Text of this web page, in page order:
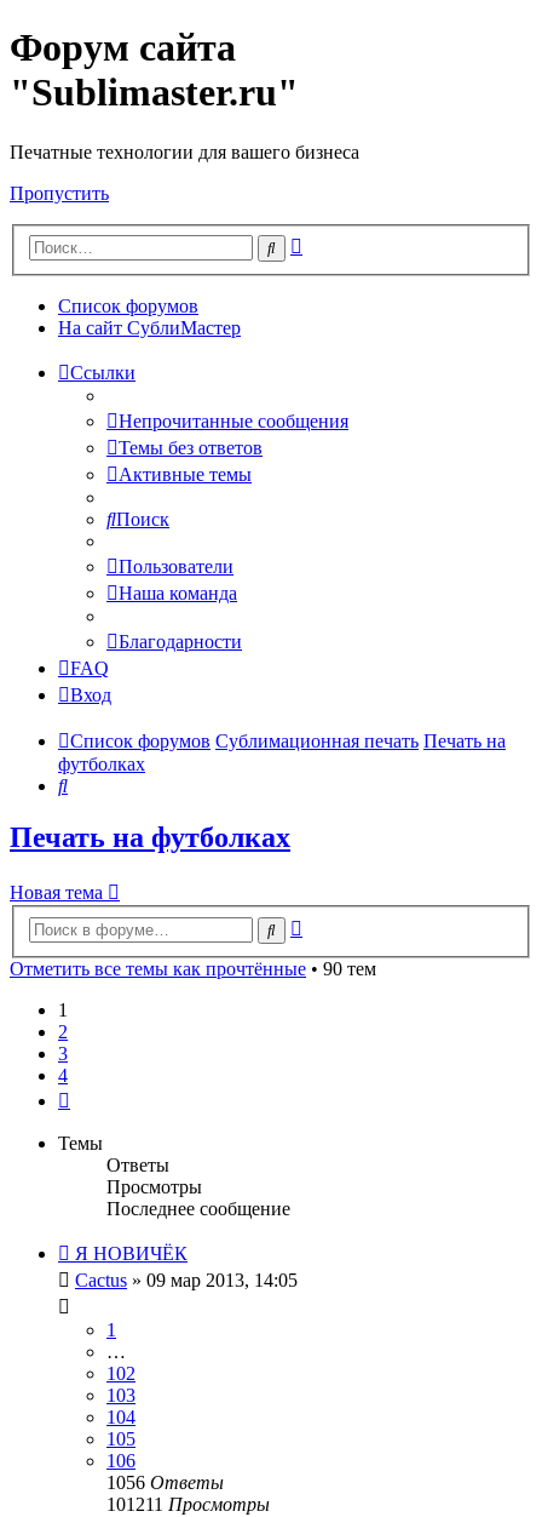
Форум сайта
"Sublimaster.ru"
Печатные технологии для вашего бизнеса
Пропустить
Поиск
Список форумов
На сайт СублиМастер
Ссылки
Непрочитанные сообщения
Темы без ответов
Активные темы
Поиск
Пользователи
Наша команда
Благодарности
FAQ
Вход
Список форумов Сублимационная печать Печать на
футболках
Поиск
Печать на футболках
Новая тема
Поиск
Отметить все темы как прочтённые • 90 тем
1
2
3
4
Темы
Ответы
Просмотры
Последнее сообщение
Я НОВИЧЁК
Cactus » 09 мар 2013, 14:05
1
…
102
103
104
105
106
1056 Ответы
101211 Просмотры